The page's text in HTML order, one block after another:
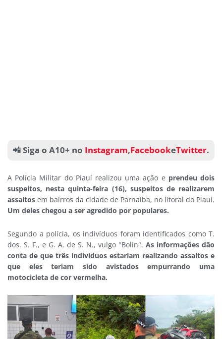
📲 Siga o A10+ no Instagram,FacebookeTwitter.
A Polícia Militar do Piauí realizou uma ação e prendeu dois
suspeitos, nesta quinta-feira (16), suspeitos de realizarem
assaltos em bairros da cidade de Parnaíba, no litoral do Piauí.
Um deles chegou a ser agredido por populares.
Segundo a polícia, os indivíduos foram identificados como T.
dos. S. F., e G. A. de S. N., vulgo "Bolin". As informações dão
conta de que três indivíduos estariam realizando assaltos e
que eles teriam sido avistados empurrando uma
motocicleta de cor vermelha.